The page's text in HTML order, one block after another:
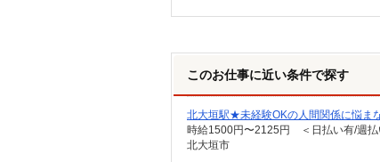
このお仕事に近い条件で探す
北大垣駅★未経験OKの人間関係に悩ま
時給1500円〜2125円 ＜日払い有/週払
北大垣市